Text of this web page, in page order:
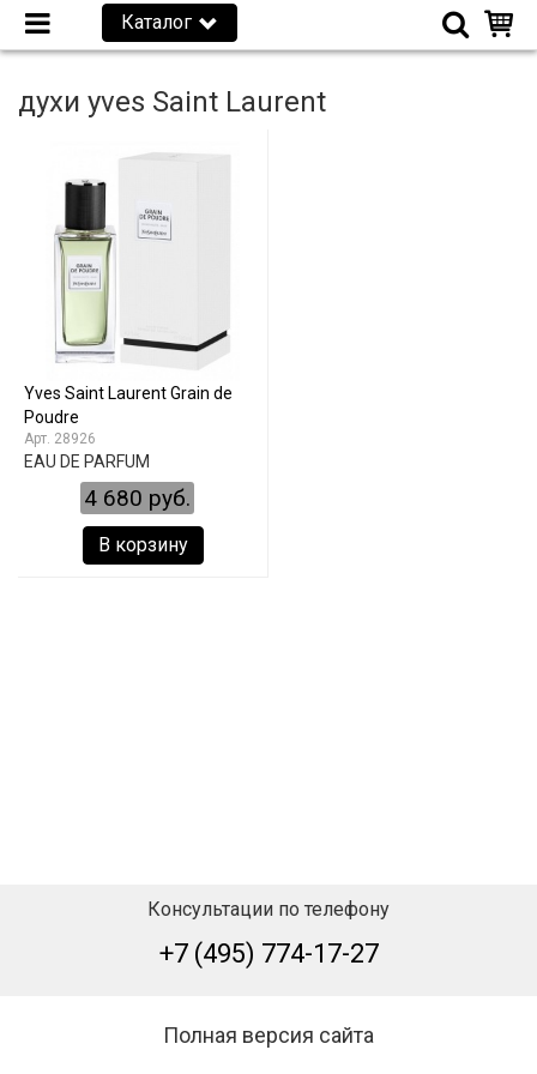
Каталог
духи yves Saint Laurent
Yves Saint Laurent Grain de
Poudre
28926
EAU DE PARFUM
4 680 руб.
В корзину
Консультации по телефону
+7 (495) 774-17-27
Полная версия сайта